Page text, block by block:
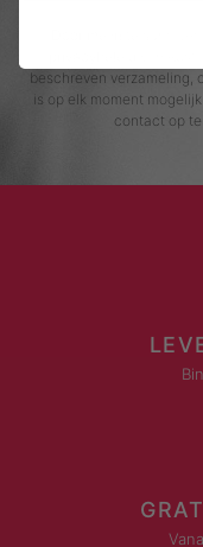
beschreven verzameling,
is op elk moment
contact op